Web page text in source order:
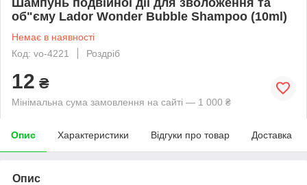
об"єму Lador Wonder Bubble Shampoo (10ml)
Немає в наявності
Код: vo-4221
Роздріб
12 ₴
Мінімальна сума замовлення на сайті — 1 000 ₴
Опис Характеристики Відгуки про товар Доставка
Опис